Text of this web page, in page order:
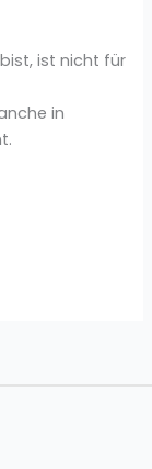
ist nicht für
in